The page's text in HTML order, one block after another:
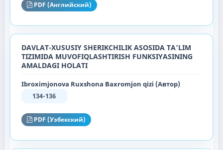
PDF (Английский)
DAVLAT-XUSUSIY SHERIKCHILIK ASOSIDA TA’LIM
TIZIMIDA MUVOFIQLASHTIRISH FUNKSIYASINING
AMALDAGI HOLATI
Ibroximjonova Ruxshona Baxromjon qizi (Автор)
134-136
PDF (Узбекский)